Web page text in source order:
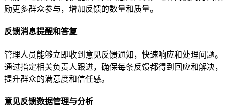
励更多群众参与，增加反馈的数量和质量。
反馈消息提醒和答复
管理人员能够立即收到意见反馈通知，快速响应和处理问题。
通过指定相关负责人跟进，确保每条反馈都得到回应和解决，
提升群众的满意度和信任感。
意见反馈数据管理与分析